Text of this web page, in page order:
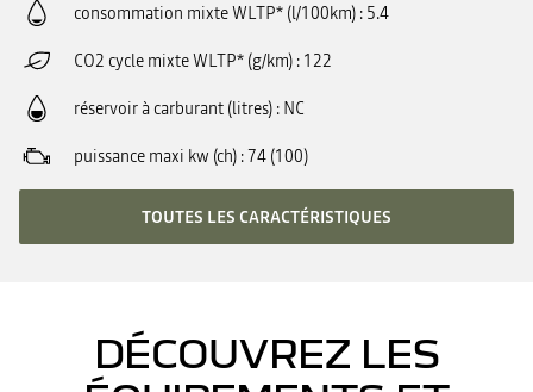
consommation mixte WLTP* (l/100km) 5.4
CO2 cycle mixte WLTP* (g/km) 122
réservoir à carburant (litres) NC
puissance maxi kw (ch) 74 (100)
TOUTES LES CARACTÉRISTIQUES
DÉCOUVREZ LES